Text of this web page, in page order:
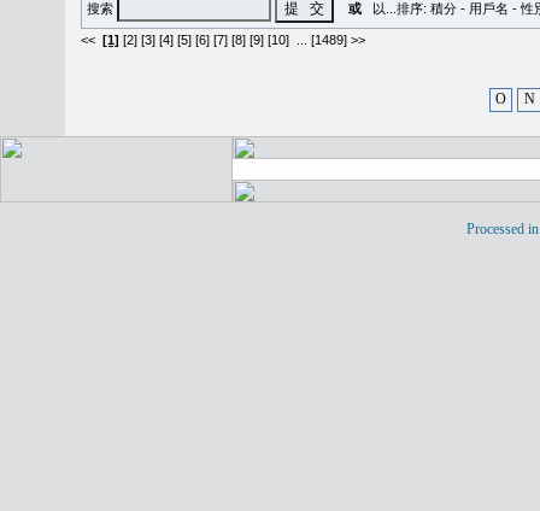
搜索 或 以...排序: 積分 - 用戶名 -性
<< [1] [2] [3] [4] [5] [6] [7] [8] [9] [10] [1489] >>
O N
Processed